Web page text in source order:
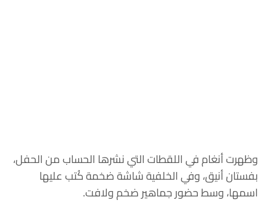
وظهرت أنغام في اللقطات التي نشرها الحساب من الحفل،
بفستان أنيق، وفي الخلفية شاشة ضخمة كُتب عليها
اسمها، وسط حضور جماهير ضخم ولافت.